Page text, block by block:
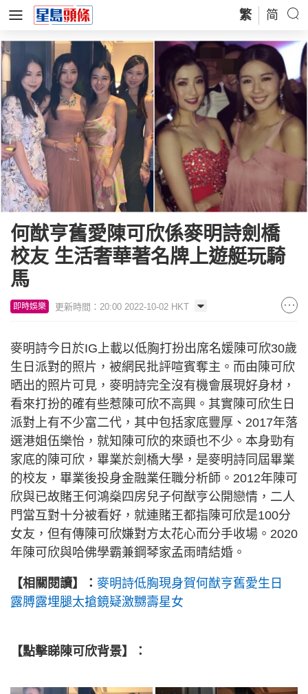
繁 简
何猷亨舊愛陳可欣係麥明詩劍橋
校友 生活奢華著名牌上遊艇玩騎
馬
即時娛樂 更新時間：20:00 2022-10-02 HKT
麥明詩今日於IG上載以低胸打扮出席名媛陳可欣30歲
生日派對的照片，被網民批評喧賓奪主。而由陳可欣
晒出的照片可見，麥明詩完全沒有機會展現好身材，
看來打扮的確有些惹陳可欣不高興。其實陳可欣生日
派對上有不少富二代，其中包括家底豐厚、2017年落
選港姐伍樂怡，就知陳可欣的來頭也不少。本身勁有
家底的陳可欣，畢業於劍橋大學，是麥明詩同屆畢業
的校友，畢業後投身金融業任職分析師。2012年陳可
欣與已故賭王何鴻燊四房兒子何猷亨公開戀情，二人
門當互對十分被看好，就連賭王都指陳可欣是100分
女友，但有傳陳可欣嫌對方太花心而分手收場。2020
年陳可欣與哈佛學霸兼鋼琴家孟雨晴結婚。
【相關閱讀】： 麥明詩低胸現身賀何猷亨舊愛生日
露膊露埋腿太搶鏡疑激嬲壽星女
【點擊睇陳可欣背景】：